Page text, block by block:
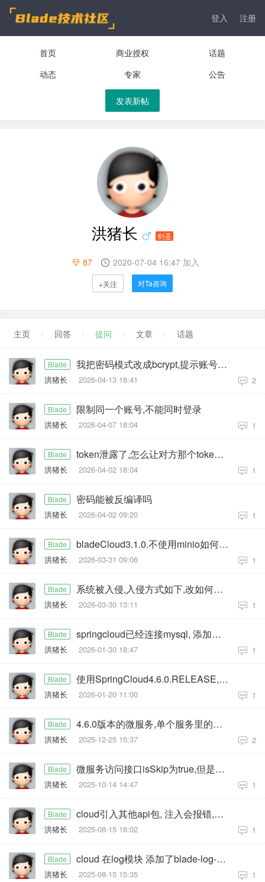
登入 注册
首页 商业授权
话题
动态
专家 公告
发表新帖
洪猪长 剑圣
87 2020-07-04 16:47 加入
+关注 对Ta咨询
主页 回答 提问 文章 话题
Blade 我把密码模式改成bcrypt,提示账号密码错误
洪猪长 2026-04-13 18:41 2
Blade 限制同一个账号,不能同时登录
洪猪长 2026-04-07 18:04 1
Blade token泄露了,怎么让对方那个token失效
洪猪长 2026-04-02 18:04 1
Blade 密码能被反编译吗
洪猪长 2026-04-02 09:20 1
Blade bladeCloud3.1.0.不使用minio如何使用存储图片,访问图片,端口使用项目端口
洪猪长 2026-03-31 09:06 1
Blade 系统被入侵,入侵方式如下,改如何修改
洪猪长 2026-03-30 13:11 1
Blade springcloud已经连接mysql, 添加了新的sqlserver的连接,造成原来的事物回滚失效
洪猪长 2026-01-30 18:47 1
Blade 使用SpringCloud4.6.0.RELEASE, 出现时间数据展示异常
洪猪长 2026-01-20 11:00 1
Blade 4.6.0版本的微服务,单个服务里的事务都不回滚,没有配置seate
洪猪长 2025-12-25 15:37 2
Blade 微服务访问接口isSkip为true,但是还是请求未授权
洪猪长 2025-10-14 14:47 1
Blade cloud引入其他api包, 注入会报错,是使用方式不对吗, 例如biz.引入resource-api, 注入client也会失败
洪猪长 2025-08-15 18:02 1
Blade cloud 在log模块 添加了blade-log-api, 但是biz引入不到, 需要在哪里添加配置呢
洪猪长 2025-08-15 15:35 1